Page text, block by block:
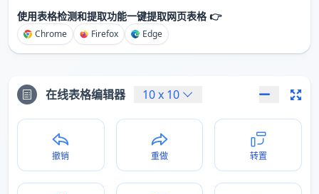
使用表格检测和提取功能一键提取网页表格 👉
Chrome Firefox Edge
在线表格编辑器 10x 10
撤销 重做 转置